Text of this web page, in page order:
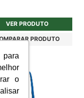
para
o
VER PRODUTO
PRODUTO